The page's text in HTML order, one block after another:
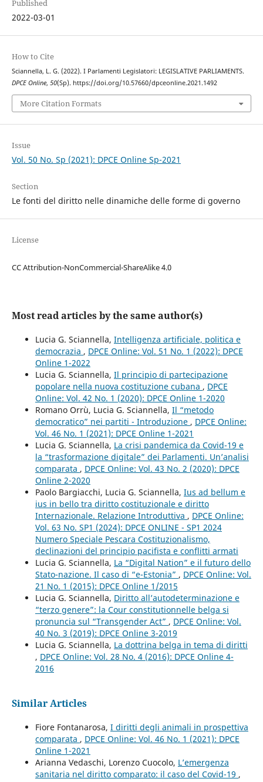
Published
2022-03-01
How to Cite
Sciannella, L. G. (2022). I Parlamenti Legislatori: LEGISLATIVE PARLIAMENTS.
DPCE Online, 50(Sp). https://doi.org/10.57660/dpceonline.2021.1492
More Citation Formats
Issue
Vol. 50 No. Sp (2021): DPCE Online Sp-2021
Section
Le fonti del diritto nelle dinamiche delle forme di governo
License
CC Attribution-NonCommercial-ShareAlike 4.0
Most read articles by the same author(s)
Lucia G. Sciannella, Intelligenza artificiale, politica e
democrazia , DPCE Online: Vol. 51 No. 1 (2022): DPCE
Online 1-2022
Lucia G. Sciannella, Il principio di partecipazione
popolare nella nuova costituzione cubana , DPCE
Online: Vol. 42 No. 1 (2020): DPCE Online 1-2020
Romano Orrù, Lucia G. Sciannella, Il “metodo
democratico” nei partiti - Introduzione , DPCE Online:
Vol. 46 No. 1 (2021): DPCE Online 1-2021
Lucia G. Sciannella, La crisi pandemica da Covid-19 e
la “trasformazione digitale” dei Parlamenti. Un’analisi
comparata , DPCE Online: Vol. 43 No. 2 (2020): DPCE
Online 2-2020
Paolo Bargiacchi, Lucia G. Sciannella, Ius ad bellum e
ius in bello tra diritto costituzionale e diritto
Internazionale. Relazione Introduttiva , DPCE Online:
Vol. 63 No. SP1 (2024): DPCE ONLINE - SP1 2024
Numero Speciale Pescara Costituzionalismo,
declinazioni del principio pacifista e conflitti armati
Lucia G. Sciannella, La “Digital Nation” e il futuro dello
Stato-nazione. Il caso di “e-Estonia” , DPCE Online: Vol.
21 No. 1 (2015): DPCE Online 1/2015
Lucia G. Sciannella, Diritto all’autodeterminazione e
“terzo genere”: la Cour constitutionnelle belga si
pronuncia sul “Transgender Act” , DPCE Online: Vol.
40 No. 3 (2019): DPCE Online 3-2019
Lucia G. Sciannella, La dottrina belga in tema di diritti
, DPCE Online: Vol. 28 No. 4 (2016): DPCE Online 4-
2016
Similar Articles
Fiore Fontanarosa, I diritti degli animali in prospettiva
comparata , DPCE Online: Vol. 46 No. 1 (2021): DPCE
Online 1-2021
Arianna Vedaschi, Lorenzo Cuocolo, L’emergenza
sanitaria nel diritto comparato: il caso del Covid-19 ,